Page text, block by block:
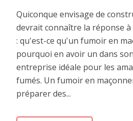
Quiconque envisage de
devrait connaître la réponse
: qu'est-ce qu'un fumoir en
pourquoi en avoir un dans
entreprise idéale pour les
fumés. Un fumoir en
préparer des...